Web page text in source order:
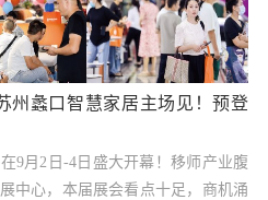
州蠡口智慧家居主场见！预登
9月2日-4日盛大开幕！移师产业腹
心，本届展会看点十足，商机涌